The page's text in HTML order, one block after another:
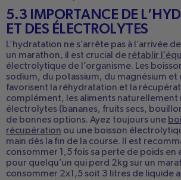
5.3 IMPORTANCE DE
ET DES ÉLECTROLYTES
L’hydratation ne s’arrête pas à l’arrivée
un marathon, il est crucial de rétablir
électrolytique de l’organisme. Les
sodium, du potassium, du magnésium et
favorisent la réhydratation et la
complément, les aliments naturellement
électrolytes (bananes, fruits secs,
de bonnes options. Ayez toujours une
récupération ou une boisson
main dès la fin de la course. Il est
consommer 1,5 fois sa perte de poids en
pour quelqu’un qui perd 2kg sur un
consommer 2x1,5 soit 3 litres de liquide